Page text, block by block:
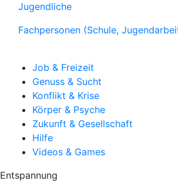
Jugendliche
Fachpersonen (Schule,
Job & Freizeit
Genuss & Sucht
Konflikt & Krise
Körper & Psyche
Zukunft & Gesellschaft
Hilfe
Videos & Games
Entspannung